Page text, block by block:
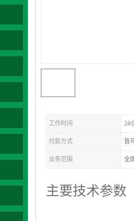
工作时间 24
付款方式 皆
业务范围 全
主要技术参数